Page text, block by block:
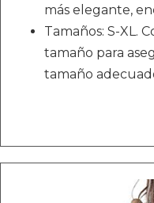
más elegante,
Tamaños: S-XL.
tamaño para
tamaño